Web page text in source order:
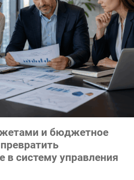
и бюджетное
в систему управления